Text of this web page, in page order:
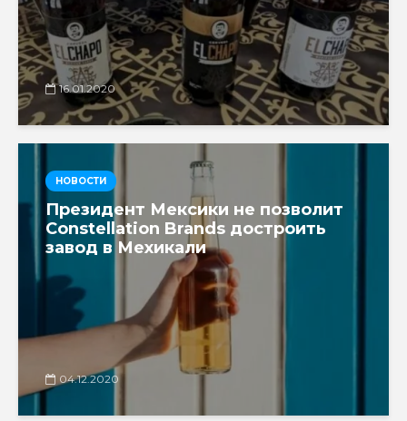
16.01.2020
НОВОСТИ
Президент Мексики не позволит
Constellation Brands достроить
завод в Мехикали
04.12.2020